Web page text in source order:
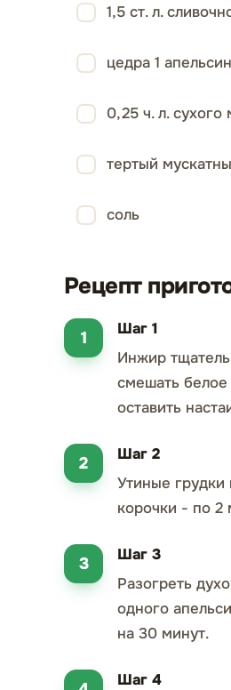
1,5 ст. л.
цедра 1
0,25 ч. л. сухого
тертый
соль
Рецепт
Шаг 1
Инжир
смешать
оставить
Шаг 2
Утиные
корочки - по 2
Шаг 3
Разогреть
одного
на 30 минут.
Шаг 4